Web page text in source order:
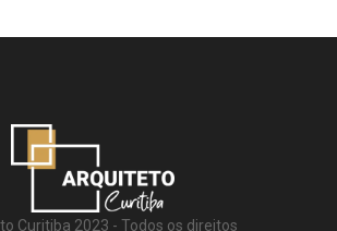
Curitiba 2023 - Todos os direitos